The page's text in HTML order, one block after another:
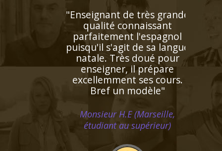
"Très bon contact, identifie
facilement les lacunes de
l'enfant. Très bonne
pédagogie ce qui facilite
beaucoup l'apprentissage.
Personne très agréable et
serviable"
Madame R.Y (Saint Cloud, élève
en cinquième)